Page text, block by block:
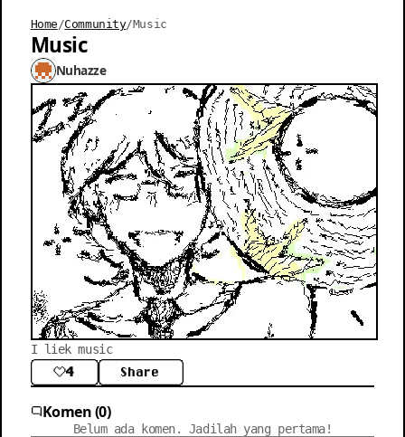
Home /Community/Music
Music
Nuhazze
I liek music
4 Share
Komen (0)
Belum ada komen. Jadilah yang pertama!